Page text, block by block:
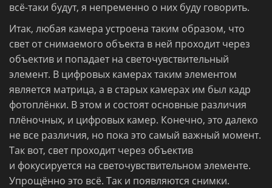
всё-таки будут, я непременно о них буду говорить.
Итак, любая камера устроена таким образом, что
свет от снимаемого объекта в ней проходит через
объектив и попадает на светочувствительный
элемент. В цифровых камерах таким элементом
является матрица, а в старых камерах им был кадр
фотоплёнки. В этом и состоят основные различия
плёночных, и цифровых камер. Конечно, это далеко
не все различия, но пока это самый важный момент.
Так вот, свет проходит через объектив
и фокусируется на светочувствительном элементе.
Упрощённо это всё. Так и появляются снимки.